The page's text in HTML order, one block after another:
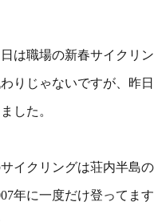
は職場の新春サイクリ
りじゃないですが、昨
した。
イクリングは荘内半島
年に一度だけ登ってま